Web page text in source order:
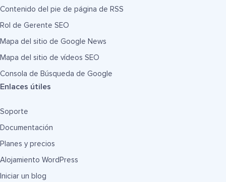
Contenido del pie de página de RSS
Rol de Gerente SEO
Mapa del sitio de Google News
Mapa del sitio de vídeos SEO
Consola de Búsqueda de Google
Enlaces útiles
Soporte
Documentación
Planes y precios
Alojamiento WordPress
Iniciar un blog